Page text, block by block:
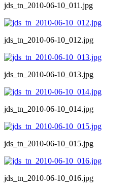
jds_tn_2010-06-10_011.jpg
jds_tn_2010-06-10_012.jpg
jds_tn_2010-06-10_013.jpg
jds_tn_2010-06-10_014.jpg
jds_tn_2010-06-10_015.jpg
jds_tn_2010-06-10_016.jpg